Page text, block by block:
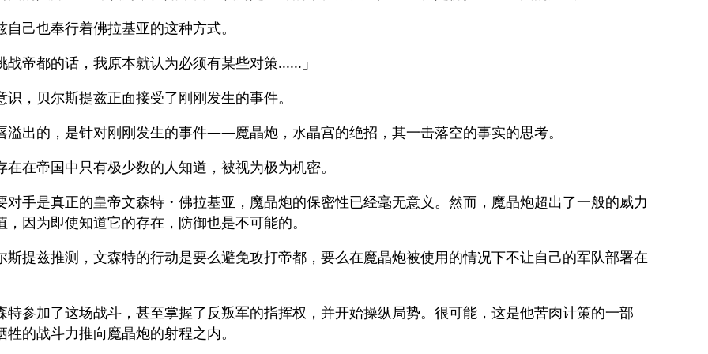
自己也奉行着佛拉基亚的这种方式。
战帝都的话，我原本就认为必须有某些对策......」
识，贝尔斯提兹正面接受了刚刚发生的事件。
溢出的，是针对刚刚发生的事件——魔晶炮，水晶宫的绝招，其一击落空的事实的思考。
在在帝国中只有极少数的人知道，被视为极为机密。
对手是真正的皇帝文森特・佛拉基亚，魔晶炮的保密性已经毫无意义。然而，魔晶炮超出了一般的威力
，因为即使知道它的存在，防御也是不可能的。
斯提兹推测，文森特的行动是要么避免攻打帝都，要么在魔晶炮被使用的情况下不让自己的军队部署在
特参加了这场战斗，甚至掌握了反叛军的指挥权，并开始操纵局势。很可能，这是他苦肉计策的一部
牲的战斗力推向魔晶炮的射程之内。